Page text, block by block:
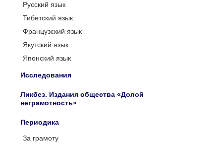
Русский язык
Тибетский язык
Французский язык
Якутский язык
Японский язык
Исследования
Ликбез. Издания общества «Долой
неграмотность»
Периодика
За грамоту